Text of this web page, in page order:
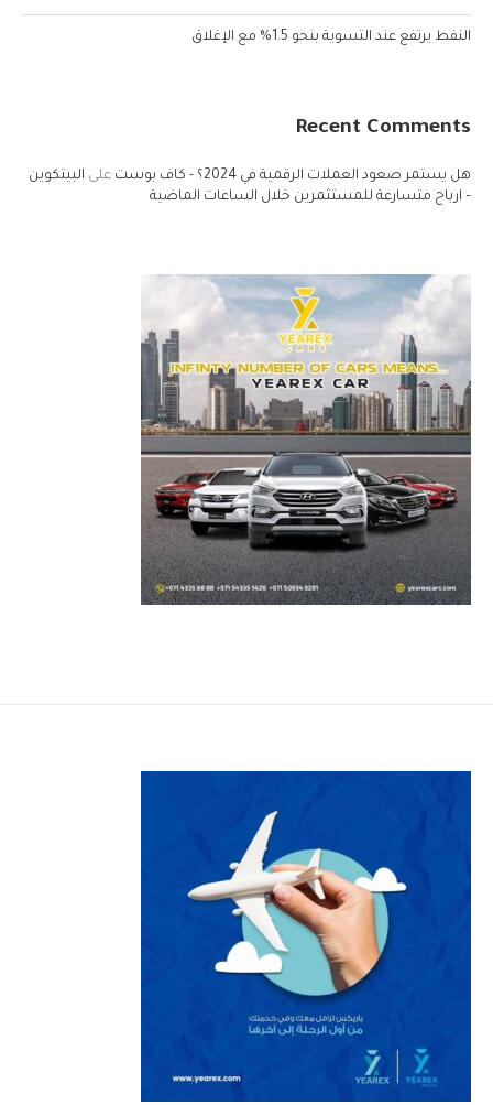
النفط يرتفع عند التسوية بنحو 1.5% مع الإغلاق
Recent Comments
هل يستمر صعود العملات الرقمية في 2024؟ - كاف بوست على البيتكوين
– ارباح متسارعة للمستثمرين خلال الساعات الماضية